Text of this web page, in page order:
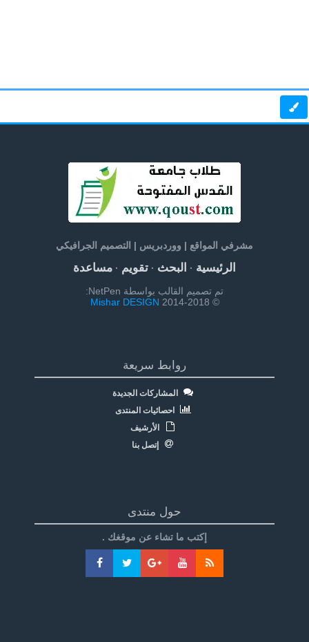
مشرفي المواقع | ووردبريس | التصميم الجرافيكي
الرئيسية· البحث· تقويم· مساعدة
تم تصميم القالب بواسطة NetPen:
© 2014-2018
Mishar DESIGN
روابط سريعة
المشاركات الجديدة
احصائيات المنتدى
الأرشيف
إتصل بنا
حول منتدى
إكتب ما تشاء عن موقغك .